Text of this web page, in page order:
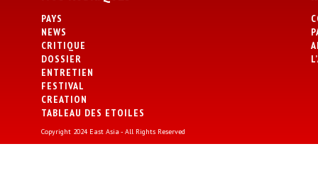
PAYS
NEWS
CRITIQUE
DOSSIER
ENTRETIEN
FESTIVAL
CREATION
TABLEAU DES ETOILES
Copyright 2024 East Asia - All Rights Reserved